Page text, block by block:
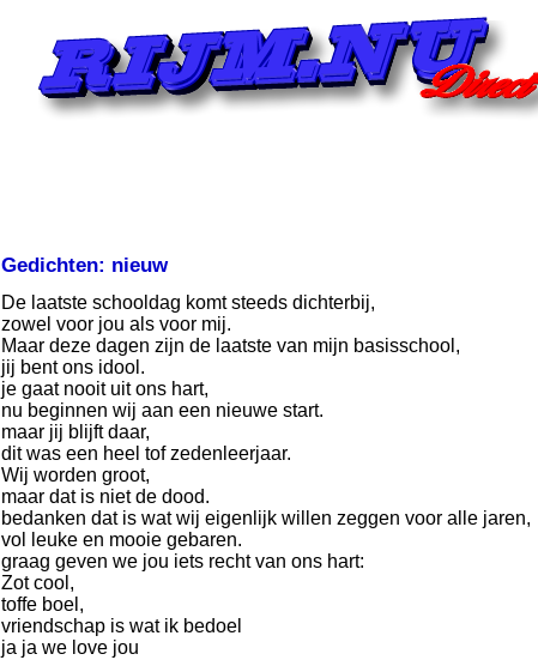
Gedichten: nieuw
De laatste schooldag komt steeds dichterbij,
zowel voor jou als voor mij.
Maar deze dagen zijn de laatste van mijn basisschool,
jij bent ons idool.
je gaat nooit uit ons hart,
nu beginnen wij aan een nieuwe start.
maar jij blijft daar,
dit was een heel tof zedenleerjaar.
Wij worden groot,
maar dat is niet de dood.
bedanken dat is wat wij eigenlijk willen zeggen voor alle jaren,
vol leuke en mooie gebaren.
graag geven we jou iets recht van ons hart:
Zot cool,
toffe boel,
vriendschap is wat ik bedoel
ja ja we love jou